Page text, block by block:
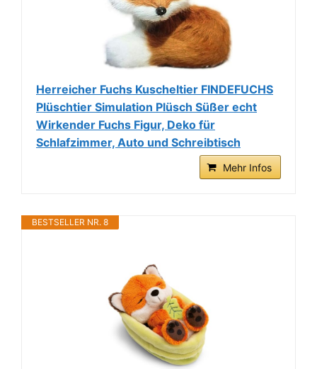
Herreicher Fuchs Kuscheltier FINDEFUCHS
Plüschtier Simulation Plüsch Süßer echt
Wirkender Fuchs Figur, Deko für
Schlafzimmer, Auto und Schreibtisch
Mehr Infos
BESTSELLER NR. 8